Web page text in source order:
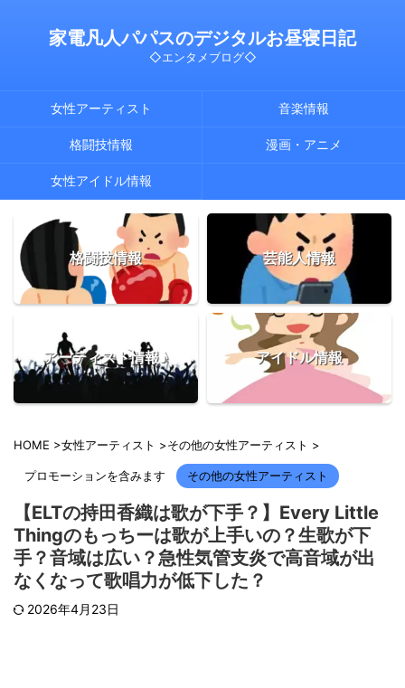
家電凡人パパスのデジタルお昼寝日記
◇エンタメブログ◇
女性アーティスト 音楽情報
格闘技情報 漫画・アニメ
女性アイドル情報
格闘技情報 芸能人情報
アーティスト情報♪ アイドル情報
HOME >女性アーティスト >その他の女性アーティスト >
プロモーションを含みます その他の女性アーティスト
【ELTの持田香織は歌が下手？】Every Little
Thingのもっちーは歌が上手いの？生歌が下
手？音域は広い？急性気管支炎で高音域が出
なくなって歌唱力が低下した？
2026年4月23日